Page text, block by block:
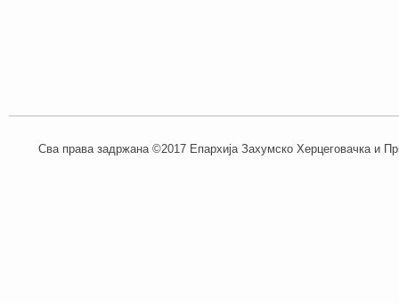
Сва права задржана ©2017 Епархија Захумско Херцеговачка и